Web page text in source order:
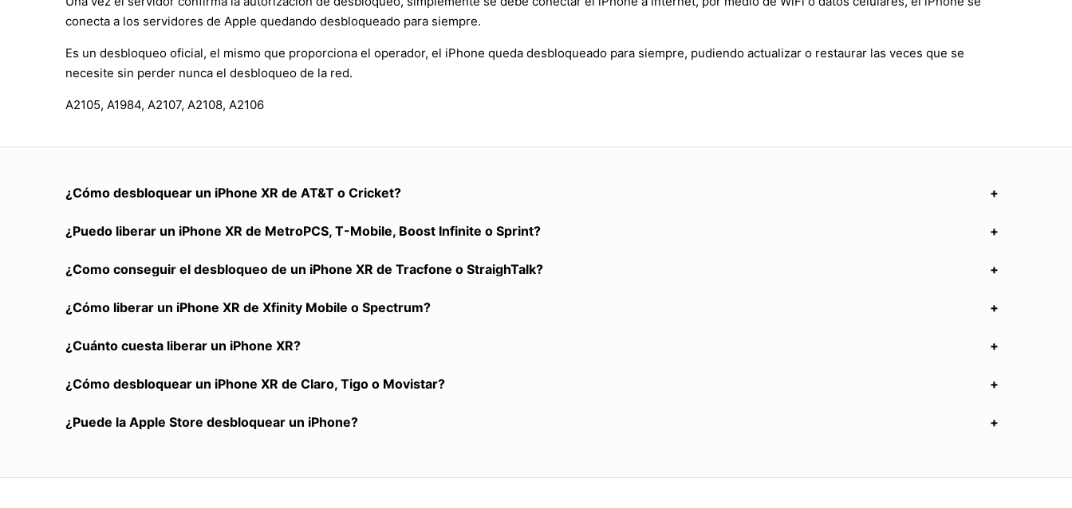
conecta a los servidores de Apple quedando desbloqueado para siempre.
Es un desbloqueo oficial, el mismo que proporciona el operador, el iPhone queda desbloqueado para siempre, pudiendo actualizar o restaurar las veces que se
necesite sin perder nunca el desbloqueo de la red.
A2105, A1984, A2107, A2108, A2106
¿Cómo desbloquear un iPhone XR de AT&T o Cricket?
¿Puedo liberar un iPhone XR de MetroPCS, T-Mobile, Boost Infinite o Sprint?
¿Como conseguir el desbloqueo de un iPhone XR de Tracfone o StraighTalk?
¿Cómo liberar un iPhone XR de Xfinity Mobile o Spectrum?
¿Cuánto cuesta liberar un iPhone XR?
¿Cómo desbloquear un iPhone XR de Claro, Tigo o Movistar?
¿Puede la Apple Store desbloquear un iPhone?